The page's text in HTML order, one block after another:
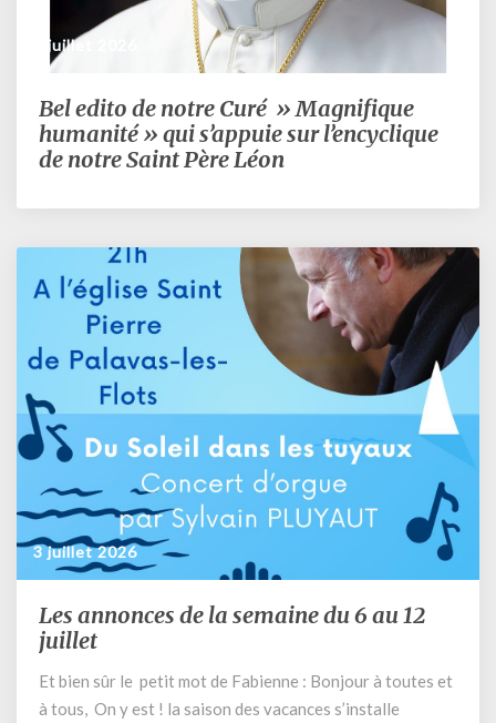
3 juillet 2026
Bel
edito
de
Curé
Magnifique
humanité »
qui
s’appuie
sur
l’encyclique
de
notre
Saint
Léon
Bel edito de notre Curé » Magnifique
humanité » qui s’appuie sur l’encyclique
de notre Saint Père Léon
3 juillet 2026
Les
annonces
la
semaine
Les annonces de la semaine du 6 au 12
juillet
Et bien sûr le petit mot de Fabienne : Bonjour à toutes et
à tous, On y est ! la saison des vacances s’installe